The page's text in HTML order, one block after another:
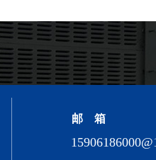
邮 箱